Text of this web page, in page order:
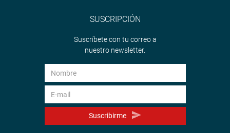
SUSCRIPCIÓN
Suscríbete con tu correo a
nuestro newsletter.
Suscribirme